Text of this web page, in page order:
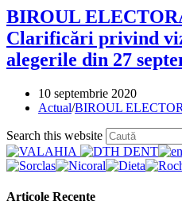
BIROUL
Clarificări privind
alegerile din 27
Post
published:
10 septembrie 2020
Post
Actual/BIROUL
Search this website
Articole Recente